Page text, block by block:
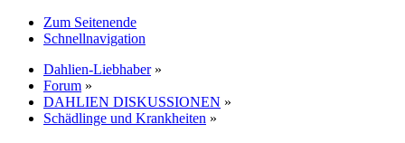
Zum Seitenende
Schnellnavigation
Dahlien-Liebhaber »
Forum »
DAHLIEN DISKUSSIONEN »
Schädlinge und Krankheiten »